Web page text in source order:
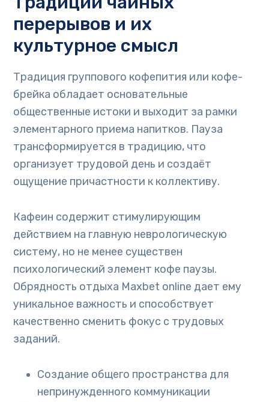
перерывов и их
культурное смысл
Традиция группового кофепития или кофе-
брейка обладает основательные
общественные истоки и выходит за рамки
элементарного приема напитков. Пауза
трансформируется в традицию, что
организует трудовой день и создаёт
ощущение причастности к коллективу.
Кафеин содержит стимулирующим
действием на главную неврологическую
систему, но не менее существен
психологический элемент кофе паузы.
Обрядность отдыха Maxbet online дает ему
уникальное важность и способствует
качественно сменить фокус с трудовых
заданий.
Создание общего пространства для
непринужденного коммуникации